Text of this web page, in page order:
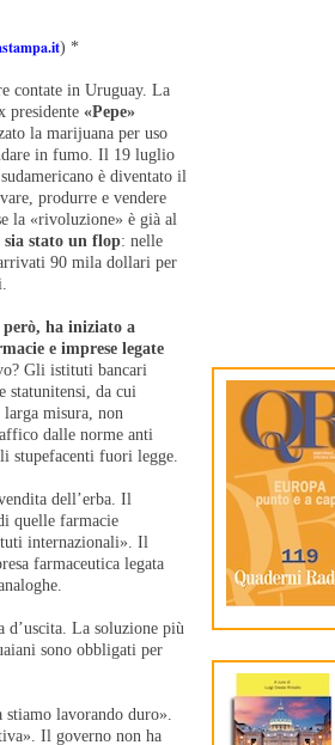
) *
contate in Uruguay. La
presidente «Pepe»
la marijuana per uso
in fumo. Il 19 luglio
è diventato il
produrre e vendere
la «rivoluzione» è già al
sia stato un flop: nelle
90 mila dollari per
però, ha iniziato a
e imprese legate
Gli istituti bancari
statunitensi, da cui
misura, non
dalle norme anti
stupefacenti fuori legge.
dell’erba. Il
quelle farmacie
internazionali». Il
farmaceutica legata
d’uscita. La soluzione più
sono obbligati per
stiamo lavorando duro».
Il governo non ha